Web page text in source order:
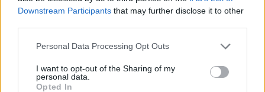
Downstream Participants that may further disclose it to other
Personal Data Processing Opt Outs
I want to opt-out of the Sharing of my
personal data.
Opted In